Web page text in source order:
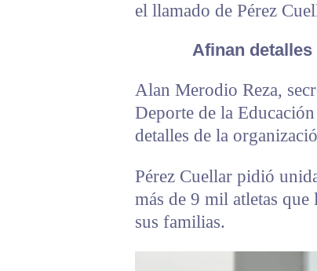
el llamado de Pérez
Afinan
Alan Merodio Reza,
Deporte de la
detalles de la
Pérez Cuellar pidió
más de 9 mil atletas que
sus familias.